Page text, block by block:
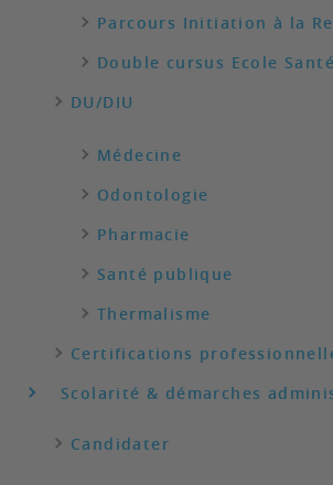
Parcours Initiation à la
Double cursus Ecole
DU/DIU
Médecine
Odontologie
Pharmacie
Santé publique
Thermalisme
Certifications
Scolarité & démarches
Candidater